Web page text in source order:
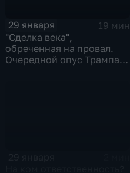
29 января
19 мин
"Сделка века",
обреченная на провал.
Очередной опус Трампа.